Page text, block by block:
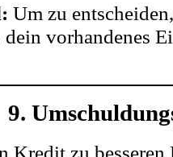
Um zu
vorhandenes
9.
Kredit zu